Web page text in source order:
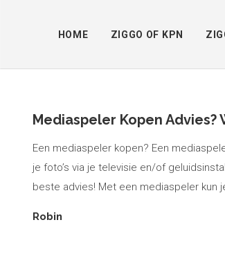
HOME ZIGGO OF KPN
Mediaspeler Kopen Advies?
Een mediaspeler kopen? Een
je foto’s via je televisie en/of
beste advies! Met een mediaspeler kun
Robin